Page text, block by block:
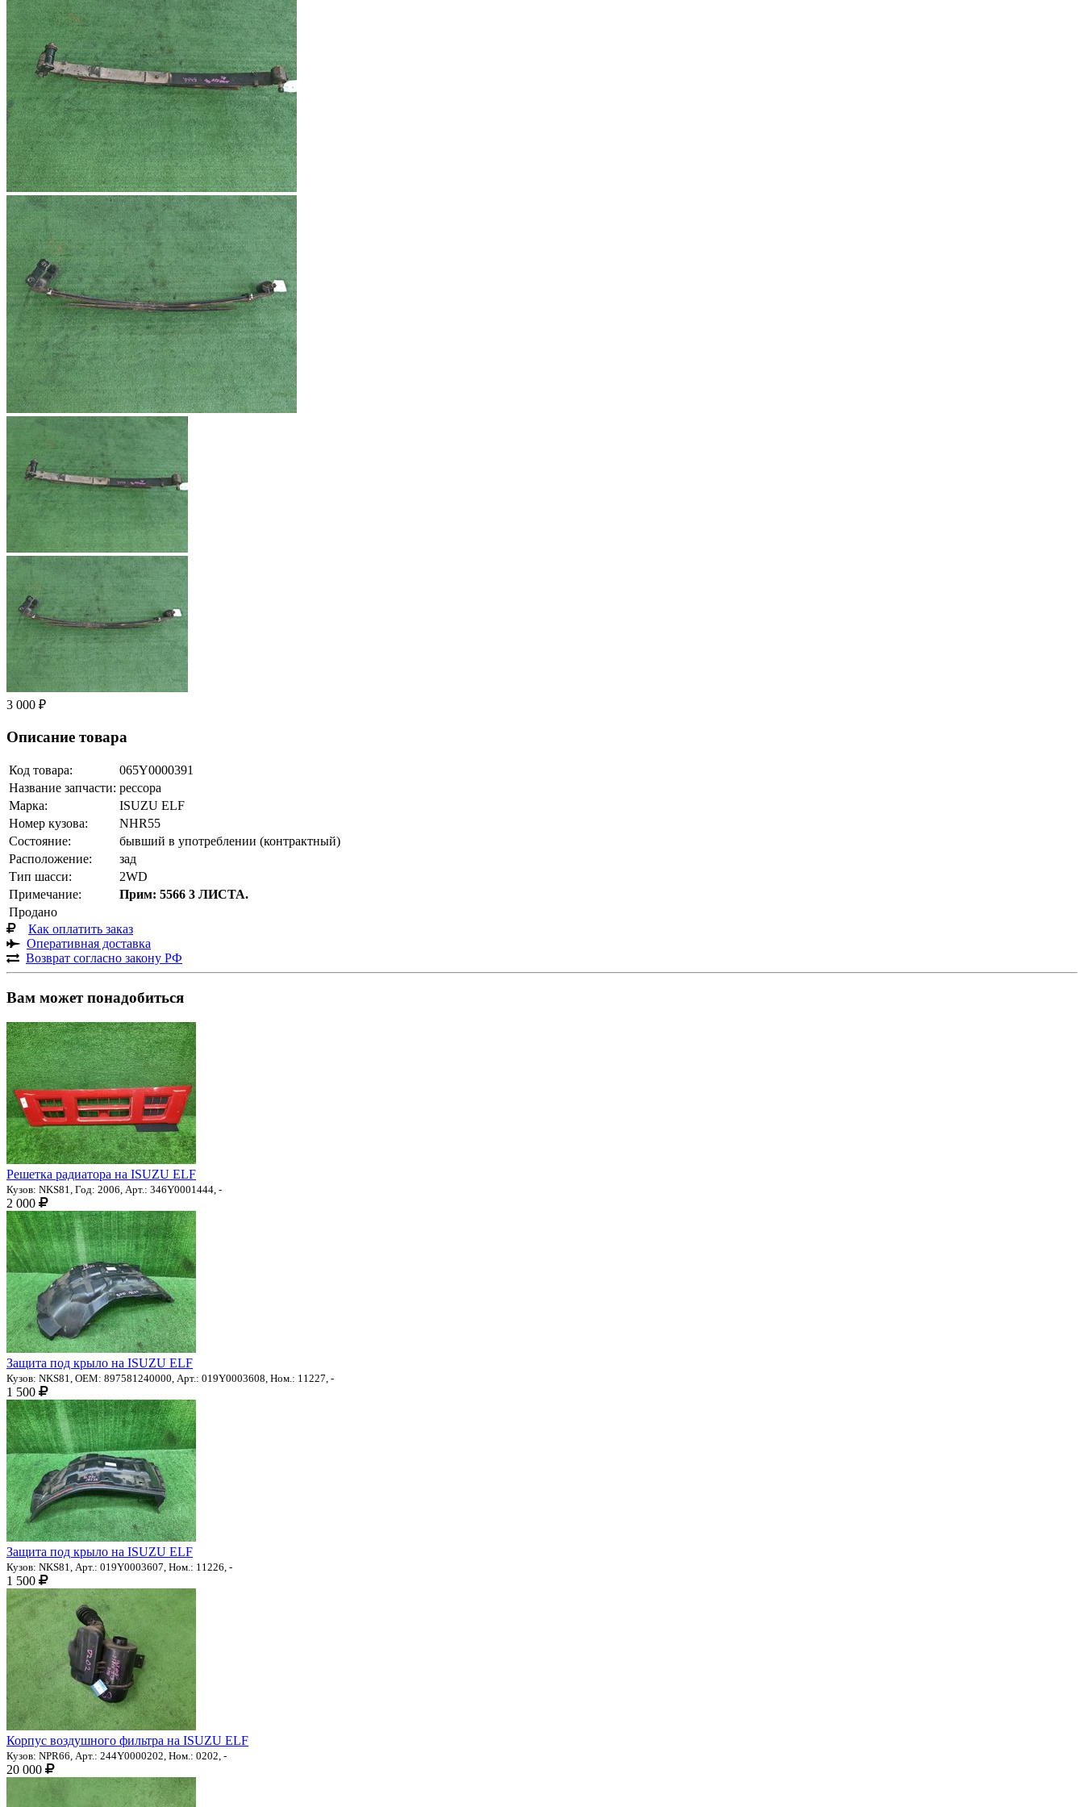
3 000 ₽
Описание товара
Код товара:
065Y0000391
Название запчасти: рессора
Марка:
ISUZU ELF
Номер кузова:
NHR55
Состояние:
бывший в употреблении (контрактный)
Расположение:
зад
Тип шасси:
2WD
Примечание:
Прим: 5566 3 ЛИСТА.
Продано
Как оплатить заказ
Оперативная доставка
Возврат согласно закону РФ
Вам может понадобиться
Решетка радиатора на ISUZU ELF
Кузов: NKS81, Год: 2006, Арт.: 346Y0001444, -
2 000
Защита под крыло на ISUZU ELF
Кузов: NKS81, OEM: 897581240000, Арт.: 019Y0003608, Ном.: 11227, -
1 500
Защита под крыло на ISUZU ELF
Кузов: NKS81, Арт.: 019Y0003607, Ном.: 11226, -
1 500
Корпус воздушного фильтра на ISUZU ELF
Кузов: NPR66, Арт.: 244Y0000202, Ном.: 0202, -
20 000